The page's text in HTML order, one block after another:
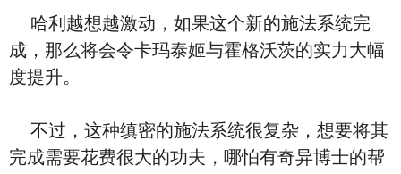
哈利越想越激动，如果这个新的施法系统完
成，那么将会令卡玛泰姬与霍格沃茨的实力大幅
度提升。
不过，这种缜密的施法系统很复杂，想要将其
完成需要花费很大的功夫，哪怕有奇异博士的帮